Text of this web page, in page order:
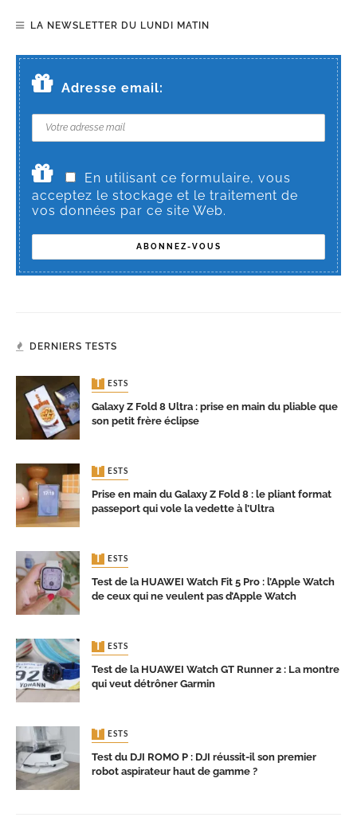
LA NEWSLETTER DU LUNDI MATIN
Adresse email:
En utilisant ce formulaire, vous
acceptez le stockage et le traitement de
vos données par ce site Web.
DERNIERS TESTS
TESTS
Galaxy Z Fold 8 Ultra : prise en main du pliable que
son petit frère éclipse
TESTS
Prise en main du Galaxy Z Fold 8 : le pliant format
passeport qui vole la vedette à l’Ultra
TESTS
Test de la HUAWEI Watch Fit 5 Pro : l’Apple Watch
de ceux qui ne veulent pas d’Apple Watch
TESTS
Test de la HUAWEI Watch GT Runner 2 : La montre
qui veut détrôner Garmin
TESTS
Test du DJI ROMO P : DJI réussit-il son premier
robot aspirateur haut de gamme ?